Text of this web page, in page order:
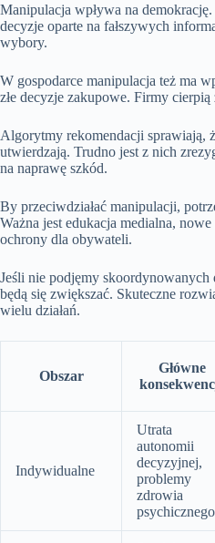
Manipulacja wpływa na
decyzje oparte na fałszywych
wybory.
W gospodarce manipulacja też ma
złe decyzje zakupowe. Firmy
Algorytmy rekomendacji sprawiają,
utwierdzają. Trudno jest z nich
na naprawę szkód.
By przeciwdziałać manipulacji,
Ważna jest edukacja medialna,
ochrony dla obywateli.
Jeśli nie podjęmy skoordynowanych
będą się zwiększać. Skuteczne
wielu działań.
Obszar
Główne
Indywidualne
Utrata
autonomii
decyzyjnej,
problemy
zdrowia
psychicznego